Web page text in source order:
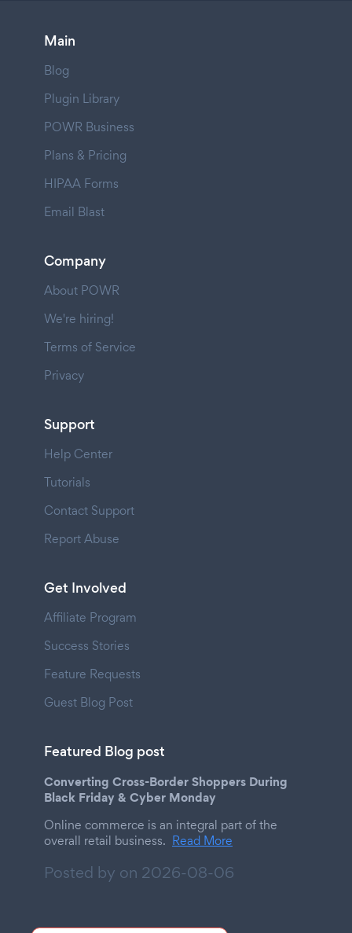
Main
Blog
Plugin Library
POWR Business
Plans & Pricing
HIPAA Forms
Email Blast
Company
About POWR
We're hiring!
Terms of Service
Privacy
Support
Help Center
Tutorials
Contact Support
Report Abuse
Get Involved
Affiliate Program
Success Stories
Feature Requests
Guest Blog Post
Featured Blog post
Converting Cross-Border Shoppers During
Black Friday & Cyber Monday
Online commerce is an integral part of the
overall retail business. Read More
Posted by on 2026-08-06